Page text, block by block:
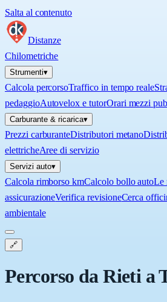
Salta al contenuto
Distanze
Chilometriche
Strumenti▾
Calcola percorsoTraffico in tempo reale
pedaggioAutovelox e tutorOrari mezzi
Carburante & ricarica▾
Prezzi carburanteDistributori metano
elettricheAree di servizio
Servizi auto▾
Calcola rimborso kmCalcolo bollo autoLe
assicurazioneVerifica revisioneCerca
ambientale
🔗
Percorso da Rieti a